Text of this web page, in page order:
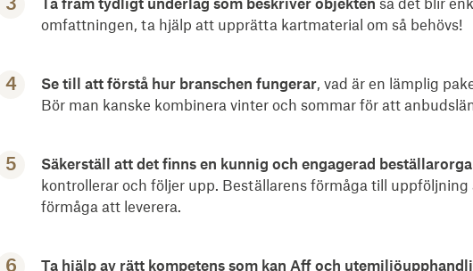
omfattningen, ta hjälp att upprätta kartmaterial om så behövs!
Se till att förstå hur branschen fungerar, vad är en lämplig
Bör man kanske kombinera vinter och sommar för att
Säkerställ att det finns en kunnig och engagerad
kontrollerar och följer upp. Beställarens förmåga till
förmåga att leverera.
Ta hjälp av rätt kompetens som kan Aff och